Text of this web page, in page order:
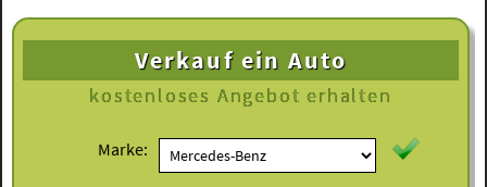
Verkauf ein Auto
kostenloses Angebot erhalten
Marke: